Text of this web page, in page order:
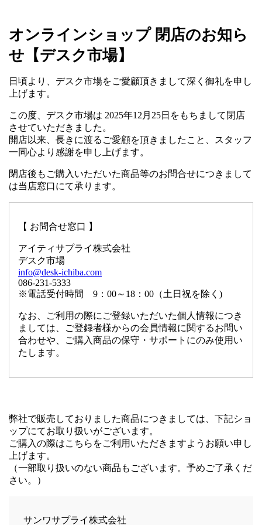
オンラインショップ 閉店のお知ら
せ【デスク市場】
日頃より、デスク市場をご愛顧頂きまして深く御礼を申し
上げます。
この度、デスク市場は 2025年12月25日をもちまして閉店
させていただきました。
開店以来、長きに渡るご愛顧を頂きましたこと、スタッフ
一同心より感謝を申し上げます。
閉店後もご購入いただいた商品等のお問合せにつきまして
は当店窓口にて承ります。
【 お問合せ窓口 】
アイティサプライ株式会社
デスク市場
info@desk-ichiba.com
086-231-5333
※電話受付時間 9：00～18：00（土日祝を除く)
なお、ご利用の際にご登録いただいた個人情報につき
ましては、ご登録者様からの会員情報に関するお問い
合わせや、ご購入商品の保守・サポートにのみ使用い
たします。
弊社で販売しておりました商品につきましては、下記ショ
ップにてお取り扱いがございます。
ご購入の際はこちらをご利用いただきますようお願い申し
上げます。
（一部取り扱いのない商品もございます。予めご了承くだ
さい。）
サンワサプライ株式会社